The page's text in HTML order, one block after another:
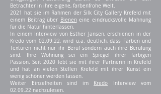
Betrachter in ihre eigene, farbenfrohe Welt.
2021 hat sie im Rahmen der Silk City Gallery Krefeld mit
einem Beitrag über Bieneneine eindrucksvolle Mahnung
für die Natur hinterlassen.
In einem Interview von Esther Jansen, erschienen in der
Kredo vom 02.09.22, wird u.a. deutlich, dass Farben und
Texturen nicht nur ihr Beruf sondern auch ihre Berufung
sind. Ihre Wohnung sei ein Spiegel ihrer farbigen
Passion.Seit 2020 lebt sie mit ihrer Partnerin in Krefeld
und hat an vielen Stellen Krefeld mit ihrer Kunst ein
wenig schöner werden lassen.
Weiter Einzelheiten sind im Kredo Interview vom
02.09.22 nachzulesen.